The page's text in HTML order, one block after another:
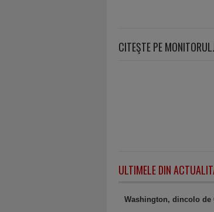
CITEŞTE PE
ULTIMELE DIN
Washington, dincolo de